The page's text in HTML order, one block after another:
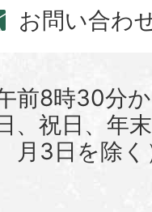
お問い合わ
前8時30分
、祝日、年
月3日を除く